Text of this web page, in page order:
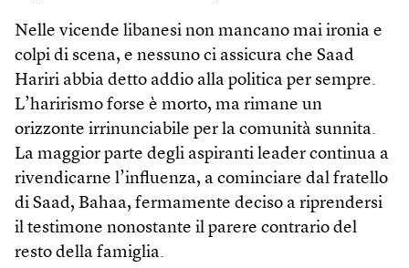
Nelle vicende libanesi non mancano mai ironia e
colpi di scena, e nessuno ci assicura che Saad
Hariri abbia detto addio alla politica per sempre.
L’harirismo forse è morto, ma rimane un
orizzonte irrinunciabile per la comunità sunnita.
La maggior parte degli aspiranti leader continua a
rivendicarne l’influenza, a cominciare dal fratello
di Saad, Bahaa, fermamente deciso a riprendersi
il testimone nonostante il parere contrario del
resto della famiglia.